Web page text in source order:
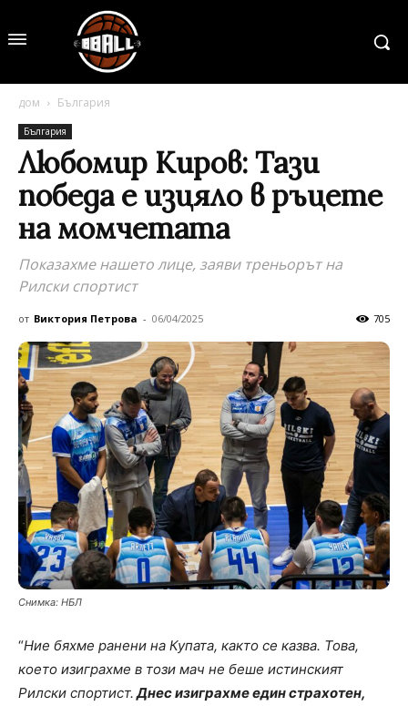
дом България
България
Любомир Киров: Тази
победа е изцяло в ръцете
на момчетата
Показахме нашето лице, заяви треньорът на
Рилски спортист
от Виктория Петрова - 06/04/2025 705
Снимка: НБЛ
“Ние бяхме ранени на Купата, както се казва. Това,
което изиграхме в този мач не беше истинският
Рилски спортист.Днес изиграхме един страхотен,